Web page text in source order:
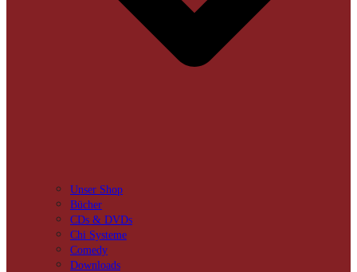
Unser Shop
Bücher
CDs & DVDs
Chi Systeme
Comedy
Downloads